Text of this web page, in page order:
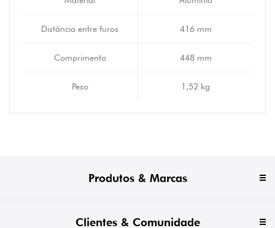
Distância entre furos 416 mm
Comprimento 448 mm
Peso 1,52 kg
Produtos & Marcas
Clientes & Comunidade